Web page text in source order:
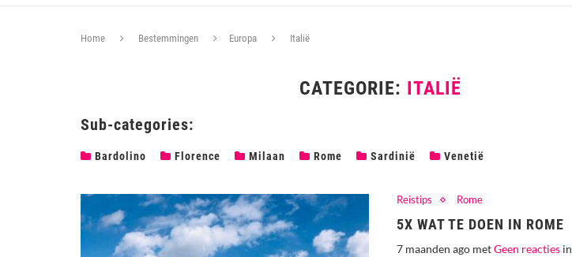
Home Bestemmingen Europa Italië
CATEGORIE: ITALIË
Sub-categories:
Bardolino Florence Milaan Rome Sardinië Venetië
Reistips Rome
5X WAT TE DOEN IN ROME
7 maanden ago metGeen reacties in